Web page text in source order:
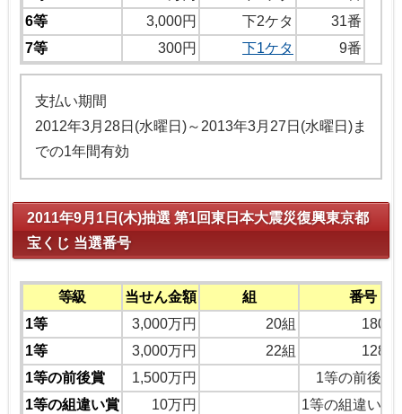
6等
3,000円 下2ケタ
31番
7等
300円 下1ケタ 9番
支払い期間
2012年3月28日(水曜日)～2013年3月27日(水曜日)ま
での1年間有効
2011年9月1日(木)抽選 第1回東日本大震災復興東京都
宝くじ 当選番号
等級 当せん金額 組
番号
1等
3,000万円 20組
1等
3,000万円 22組
1等の前後賞
1,500万円
1等の前後の
1等の組違い賞
10万円
1等の組違い同